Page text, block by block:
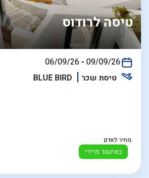
טיסה לרודוס
בין
התאריכים,
06/09/26 - 09/09/26
טיסת שכר
BLUE BIRD
באישור מיידי
מחיר לאדם